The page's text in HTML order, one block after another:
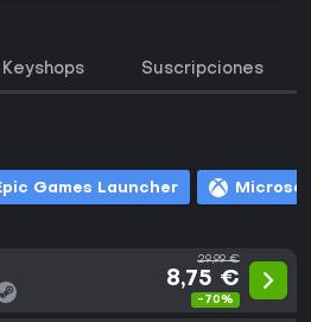
Keyshops Suscripciones
Games Launcher
29,99 €
8,75 €
-70%